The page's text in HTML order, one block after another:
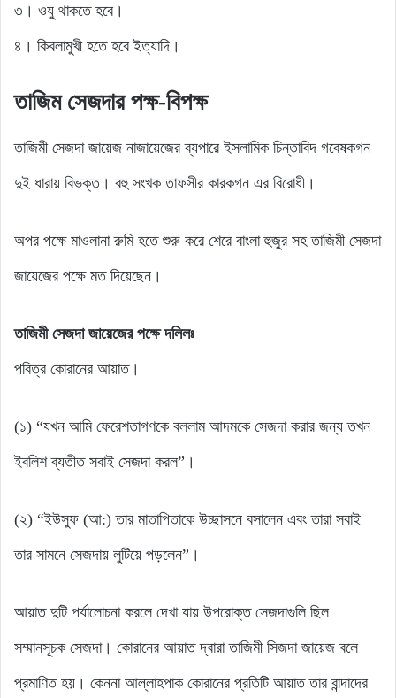
৩। ওযু থাকতে হবে।
৪। কিবলামুখী হতে হবে ইত্যাদি।
তাজিম সেজদার পক্ষ-বিপক্ষ
তাজিমী সেজদা জায়েজ নাজায়েজের ব্যপারে ইসলামিক চিন্তাবিদ গবেষকগন
দুই ধারায় বিভক্ত। বহু সংখক তাফসীর কারকগন এর বিরোধী।
অপর পক্ষে মাওলানা রুমি হতে শুরু করে শেরে বাংলা হুজুর সহ তাজিমী সেজদা
জায়েজের পক্ষে মত দিয়েছেন।
তাজিমী সেজদা জায়েজের পক্ষে দলিলঃ
পবিত্র কোরানের আয়াত।
(১) “যখন আমি ফেরেশতাগণকে বললাম আদমকে সেজদা করার জন্য তখন
ইবলিশ ব্যতীত সবাই সেজদা করল”।
(২) “ইউসুফ (আ:) তার মাতাপিতাকে উচ্ছাসনে বসালেন এবং তারা সবাই
তার সামনে সেজদায় লুটিয়ে পড়লেন”।
আয়াত দুটি পর্যালোচনা করলে দেখা যায় উপরোক্ত সেজদাগুলি ছিল
সম্মানসূচক সেজদা। কোরানের আয়াত দ্বারা তাজিমী সিজদা জায়েজ বলে
প্রমাণিত হয়। কেননা আল্লাহপাক কোরানের প্রতিটি আয়াত তার বান্দাদের